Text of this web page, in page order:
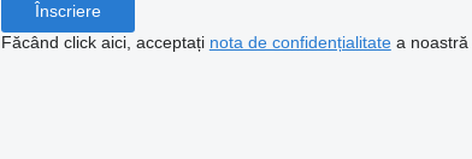
Înscriere
Făcând click aici, acceptați nota de confidențialitatea noastră